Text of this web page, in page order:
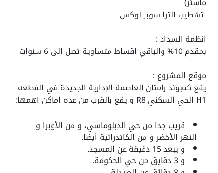
تشطيب الترا سوبر لوكس.
انظمة السداد :
بمقدم 10% والباقي اقساط متساوية تصل الى 6 سنوات
موقع المشروع :
يقع كمبوند رامتان العاصمة الإدارية الجديدة في القطعه
H1 الحي السكني R8 و يقع بالقرب من عده اماكن اهمها:
قريب جدا من حي الدبلوماسي، و من الأوبرا و
النهر الأخضر و من الكاتدرائية أيضا.
و يبعد 15 دقيقة عن المسجد.
و 3 دقايق من حي الحكومة.